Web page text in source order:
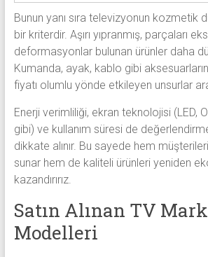
Bunun yanı sıra televizyonun kozmetik
bir kriterdir. Aşırı yıpranmış, parçaları
deformasyonlar bulunan ürünler daha
Kumanda, ayak, kablo gibi
fiyatı olumlu yönde etkileyen unsurlar
Enerji verimliliği, ekran teknolojisi (LED,
gibi) ve kullanım süresi de
dikkate alınır. Bu sayede hem
sunar hem de kaliteli ürünleri yeniden
kazandırırız.
Satın Alınan TV
Modelleri